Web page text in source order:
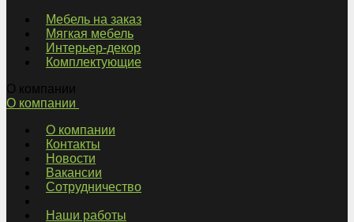
Мебель на заказ
Мягкая мебель
Интерьер-декор
Комплектующие
О компании
О компании
О компании
Контакты
Новости
Вакансии
Сотрудничество
Наши работы